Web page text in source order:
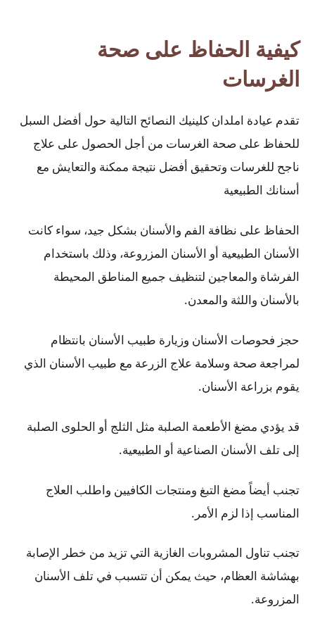
كيفية الحفاظ على صحة
الغرسات
تقدم عيادة املدان كلينيك النصائح التالية حول أفضل السبل
للحفاظ على صحة الغرسات من أجل الحصول على علاج
ناجح للغرسات وتحقيق أفضل نتيجة ممكنة والتعايش مع
أسنانك الطبيعية
الحفاظ على نظافة الفم والأسنان بشكل جيد، سواء كانت
الأسنان الطبيعية أو الأسنان المزروعة، وذلك باستخدام
الفرشاة والمعاجين لتنظيف جميع المناطق المحيطة
بالأسنان واللثة والمعدن.
حجز فحوصات الأسنان وزيارة طبيب الأسنان بانتظام
لمراجعة صحة وسلامة علاج الزرعة مع طبيب الأسنان الذي
يقوم بزراعة الأسنان.
قد يؤدي مضغ الأطعمة الصلبة مثل الثلج أو الحلوى الصلبة
إلى تلف الأسنان الصناعية أو الطبيعية.
تجنب أيضاً مضغ التبغ ومنتجات الكافيين واطلب العلاج
المناسب إذا لزم الأمر.
تجنب تناول المشروبات الغازية التي تزيد من خطر الإصابة
بهشاشة العظام، حيث يمكن أن تتسبب في تلف الأسنان
المزروعة.